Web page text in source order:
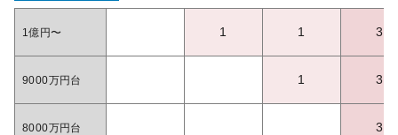
1億円〜 1 1 3
9000万円台 1 3
8000万円台 3